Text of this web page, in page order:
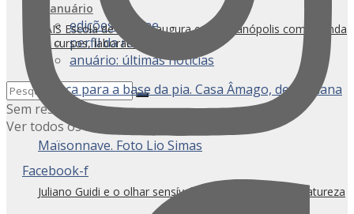
anuário
edições on-line
perfil da revista
anuário: últimas notícias
Sem resultados
Ver todos os resultados
CAIS Escola de Artes inaugura em Florianópolis com agenda
de cursos, laboratórios e ateliês
Juliano Guidi e o olhar sensível para os resíduos da natureza
Facebook-f